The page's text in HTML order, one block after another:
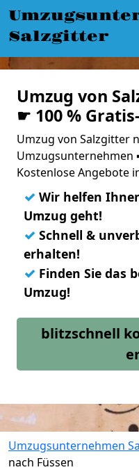
Salzgitter
Umzug von
☛ 100 %
Umzug von Salzgitter
Umzugsunternehmen
Kostenlose Angebote
✓ Wir helfen
Umzug geht!
✓ Schnell &
erhalten!
✓ Finden Sie das
Umzug!
blitzschnell
Umzugsunternehmen
nach Füssen